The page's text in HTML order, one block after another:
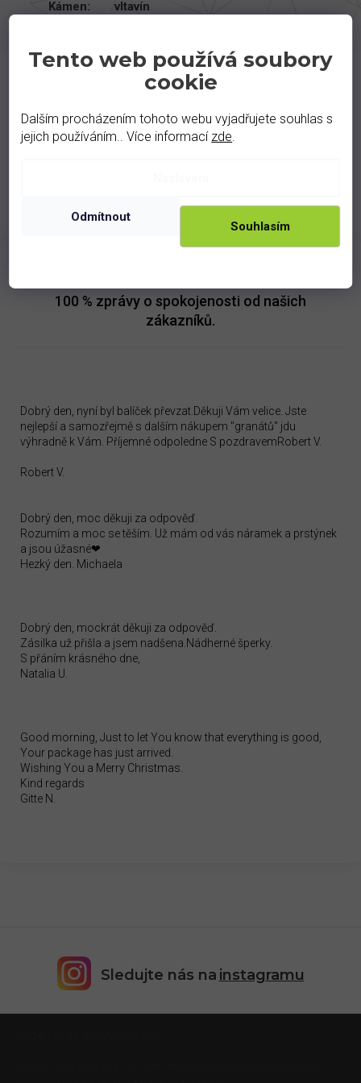
Tento web používá soubory
cookie
Dalším procházením tohoto webu vyjadřujete souhlas s
jejich používáním.. Více informací zde.
Odmítnout
Souhlasím
Kámen: vltavín
Podobné produkty
100 % zprávy o spokojenosti od našich
zákazníků.
Dobrý den, nyní byl balíček převzat.Děkuji Vám velice. Jste
nejlepší a samozřejmě s dalším nákupem "granátů" jdu
výhradně k Vám. Příjemné odpoledne S pozdravemRobert V.
Robert V.
Dobrý den, moc děkuji za odpověď.
Rozumím a moc se těším. Už mám od vás náramek a prstýnek
a jsou úžasné❤
Hezký den. Michaela
Dobrý den, mockrát děkuji za odpověď.
Zásilka už přišla a jsem nadšena.Nádherné šperky.
S přáním krásného dne,
Natalia U.
Good morning, Just to let You know that everything is good,
Your package has just arrived.
Wishing You a Merry Christmas.
Kind regards
Gitte N.
Sledujte nás na instagramu